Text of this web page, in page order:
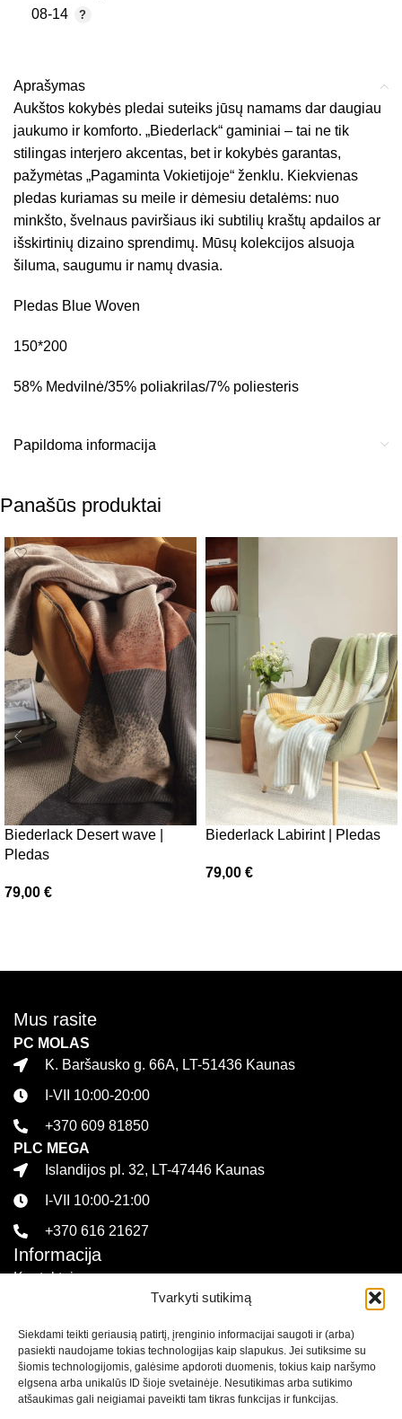
Tvarkyti sutikimą
Siekdami teikti geriausią patirtį, įrenginio informacijai saugoti ir (arba)
pasiekti naudojame tokias technologijas kaip slapukus. Jei sutiksime su
šiomis technologijomis, galėsime apdoroti duomenis, tokius kaip naršymo
elgsena arba unikalūs ID šioje svetainėje. Nesutikimas arba sutikimo
atšaukimas gali neigiamai paveikti tam tikras funkcijas ir funkcijas.
08-14
Aprašymas
Aukštos kokybės pledai suteiks jūsų namams dar daugiau
jaukumo ir komforto. „Biederlack“ gaminiai – tai ne tik
stilingas interjero akcentas, bet ir kokybės garantas,
pažymėtas „Pagaminta Vokietijoje“ ženklu. Kiekvienas
pledas kuriamas su meile ir dėmesiu detalėms: nuo
minkšto, švelnaus paviršiaus iki subtilių kraštų apdailos ar
išskirtinių dizaino sprendimų. Mūsų kolekcijos alsuoja
šiluma, saugumu ir namų dvasia.
Pledas Blue Woven
150*200
58% Medvilnė/35% poliakrilas/7% poliesteris
Papildoma informacija
Panašūs produktai
Biederlack Desert wave |
Pledas
79,00 €
Biederlack Labirint | Pledas
79,00 €
Mus rasite
PC MOLAS
K. Baršausko g. 66A, LT-51436 Kaunas
I-VII 10:00-20:00
+370 609 81850
PLC MEGA
Islandijos pl. 32, LT-47446 Kaunas
I-VII 10:00-21:00
+370 616 21627
Informacija
Kontaktai
Pirkimo sąlygos ir taisyklės
Privatumo politika
Sekite mus